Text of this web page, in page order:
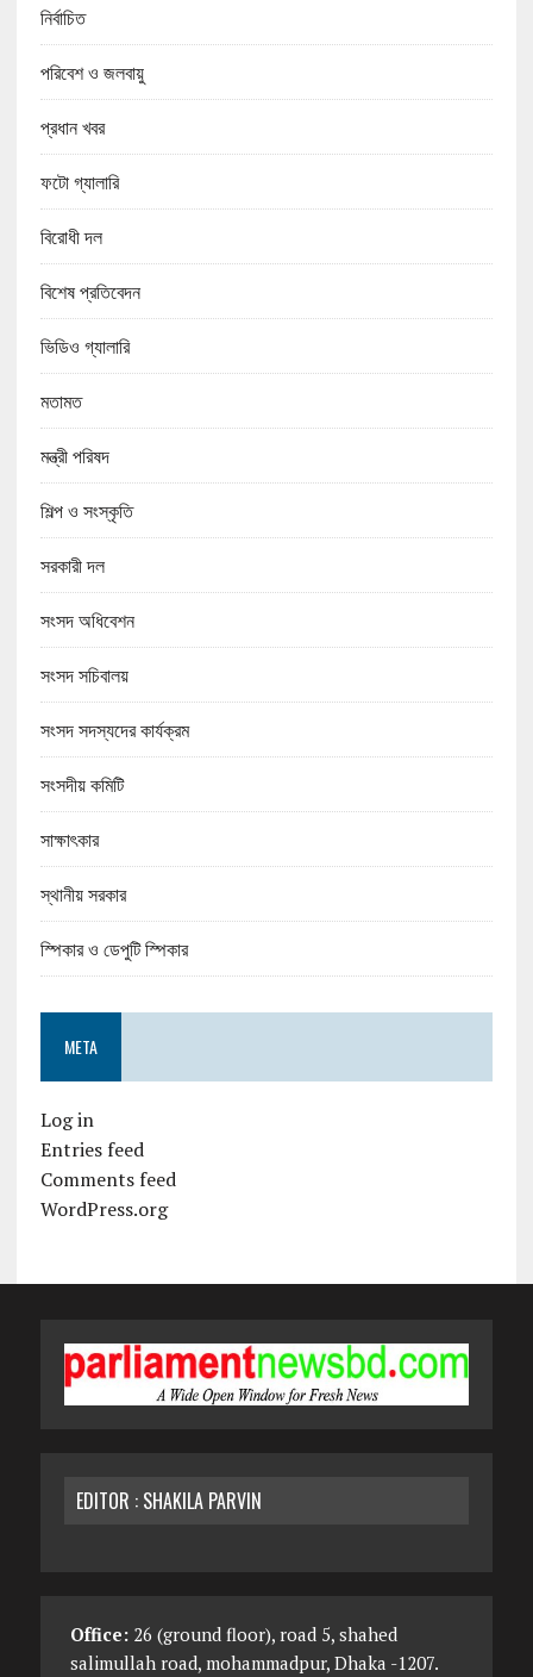
নির্বাচিত
পরিবেশ ও জলবায়ু
প্রধান খবর
ফটো গ্যালারি
বিরোধী দল
বিশেষ প্রতিবেদন
ভিডিও গ্যালারি
মতামত
মন্ত্রী পরিষদ
শিল্প ও সংস্কৃতি
সরকারী দল
সংসদ অধিবেশন
সংসদ সচিবালয়
সংসদ সদস্যদের কার্যক্রম
সংসদীয় কমিটি
সাক্ষাৎকার
স্থানীয় সরকার
স্পিকার ও ডেপুটি স্পিকার
META
Log in
Entries feed
Comments feed
WordPress.org
EDITOR : SHAKILA PARVIN
Office:26 (ground floor), road 5, shahed
salimullah road, mohammadpur, Dhaka -1207.